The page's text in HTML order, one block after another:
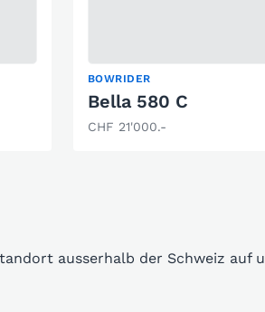
BOWRIDER
Bella 580 C
CHF 21'000.-
ausserhalb der Schweiz